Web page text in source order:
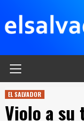
contenido
EL SALVADOR
Violo a su